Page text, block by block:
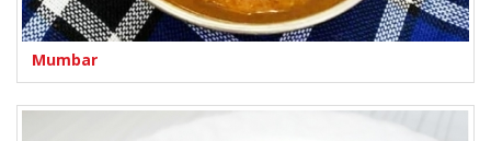
Mumbar